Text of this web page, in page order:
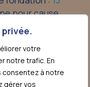
votre
notre trafic. En
consentez à notre
gérer vos
pour cause
fondation :
(en
ligne) pour
anglais)